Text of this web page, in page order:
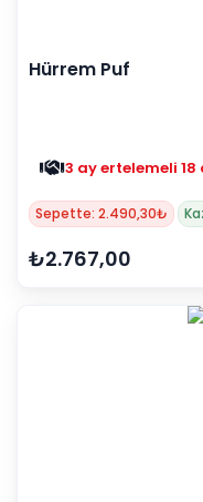
Hürrem Puf
3 ay ertelemeli 18
Sepette: 2.490,30₺
₺2.767,00